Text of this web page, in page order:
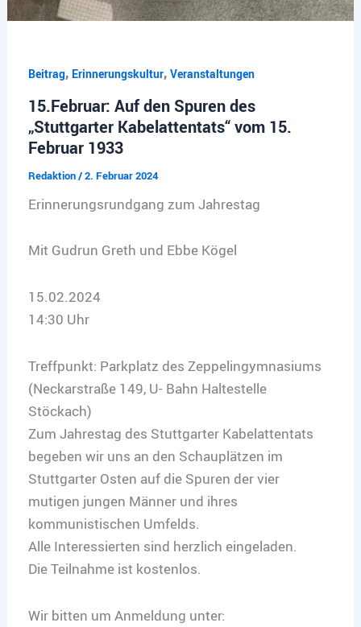
Beitrag, Erinnerungskultur, Veranstaltungen
15.Februar: Auf den Spuren des
„Stuttgarter Kabelattentats“ vom 15.
Februar 1933
Redaktion/2. Februar 2024
Erinnerungsrundgang zum Jahrestag
Mit Gudrun Greth und Ebbe Kögel
15.02.2024
14:30 Uhr
Treffpunkt: Parkplatz des Zeppelingymnasiums
(Neckarstraße 149, U- Bahn Haltestelle
Stöckach)
Zum Jahrestag des Stuttgarter Kabelattentats
begeben wir uns an den Schauplätzen im
Stuttgarter Osten auf die Spuren der vier
mutigen jungen Männer und ihres
kommunistischen Umfelds.
Alle Interessierten sind herzlich eingeladen.
Die Teilnahme ist kostenlos.
Wir bitten um Anmeldung unter: